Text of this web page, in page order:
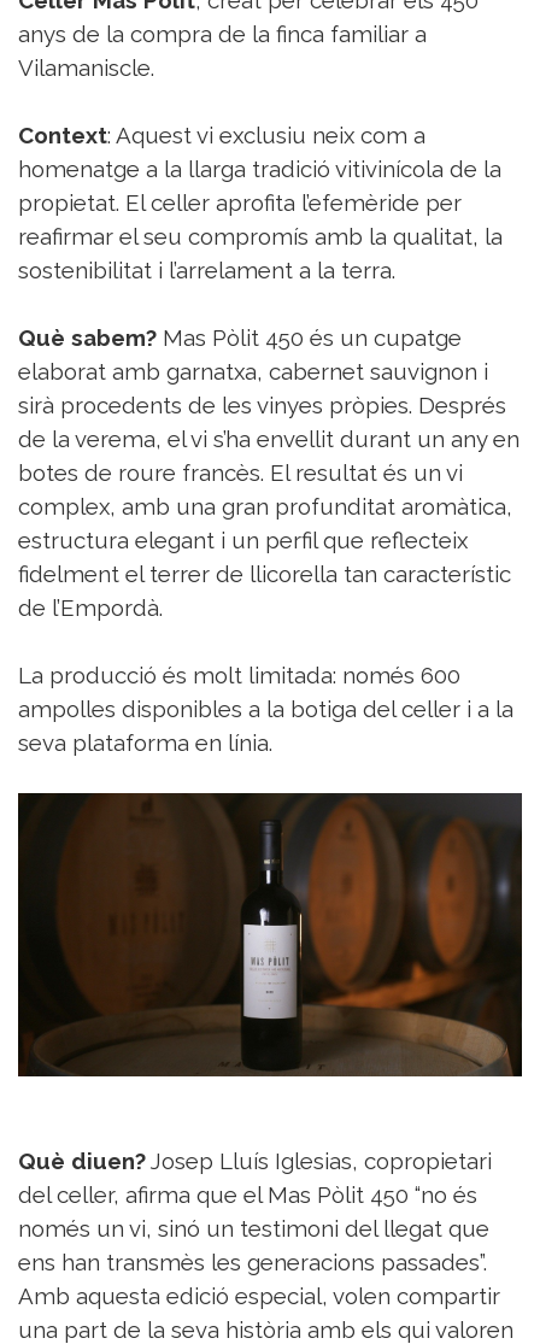
Sorteigs
anys de la compra de la finca familiar a
Vilamaniscle.
Context: Aquest vi exclusiu neix com a
homenatge a la llarga tradició vitivinícola de la
propietat. El celler aprofita l’efemèride per
reafirmar el seu compromís amb la qualitat, la
sostenibilitat i l’arrelament a la terra.
Què sabem? Mas Pòlit 450 és un cupatge
elaborat amb garnatxa, cabernet sauvignon i
sirà procedents de les vinyes pròpies. Després
de la verema, el vi s’ha envellit durant un any en
botes de roure francès. El resultat és un vi
complex, amb una gran profunditat aromàtica,
estructura elegant i un perfil que reflecteix
fidelment el terrer de llicorella tan característic
de l’Empordà.
La producció és molt limitada: només 600
ampolles disponibles a la botiga del celler i a la
seva plataforma en línia.
Què diuen?Josep Lluís Iglesias, copropietari
del celler, afirma que el Mas Pòlit 450 “no és
només un vi, sinó un testimoni del llegat que
ens han transmès les generacions passades”.
Amb aquesta edició especial, volen compartir
una part de la seva història amb els qui valoren